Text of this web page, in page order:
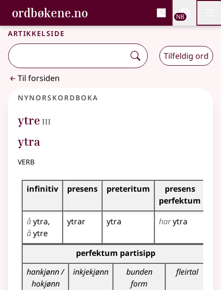
Gå til hovedinnhold
Tilgjengelighet
ordbøkene.no, Bokmålsordboka og
Bokmålsordboka og Nynorskordboka
NB
Artikkelside
Tilfeldig ord
Til forsiden
Nynorskordboka
ytre 3
III
ytra
verb
Bøyningstabell for dette verbet
infinitiv presens preteritum
presens
perfektum
åytra
åytre
ytrar ytra harytra
Bøyningstabell for dette verbet (partisippformer)
perfektum partisipp
hankjønn /
hokjønn
inkjekjønn
bunden
form
fleirtal